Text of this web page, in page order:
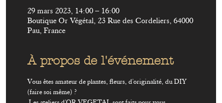
29 mars 2023, 14:00 – 16:00
Boutique Or Végétal, 23 Rue des Cordeliers, 64000
Pau, France
À propos de l'événement
Vous êtes amateur de plantes, fleurs, d'originalité, du DIY
(faire soi même) ?